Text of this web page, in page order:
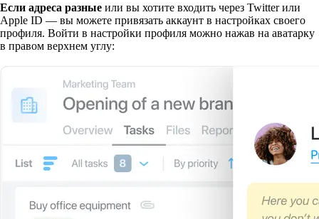
Если адреса разные или вы хотите входить через Twitter или
Apple ID — вы можете привязать аккаунт в настройках своего
профиля. Войти в настройки профиля можно нажав на аватарку
в правом верхнем углу: